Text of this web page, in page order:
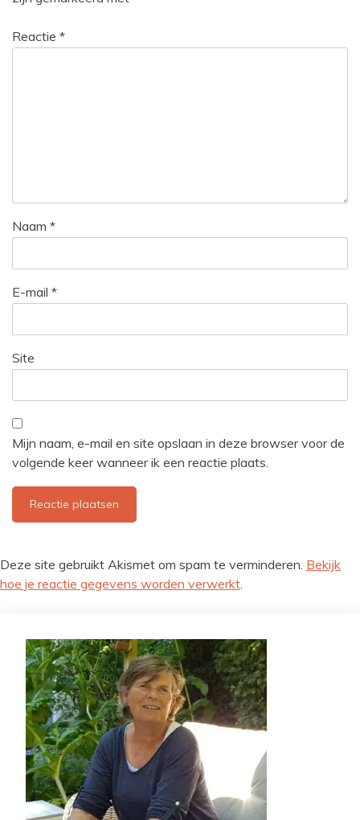
Reactie *
Naam *
E-mail *
Site
Mijn naam, e-mail en site opslaan in deze browser voor de
volgende keer wanneer ik een reactie plaats.
Deze site gebruikt Akismet om spam te verminderen. Bekijk
hoe je reactie gegevens worden verwerkt